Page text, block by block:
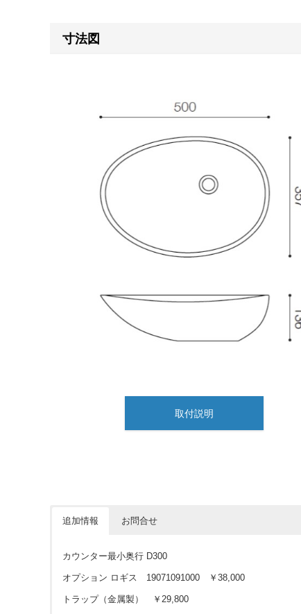
寸法図
取付説明
追加情報 お問合せ
カウンター最小奥行 D300
オプション ロギス 19071091000 ￥38,000
トラップ（金属製） ￥29,800